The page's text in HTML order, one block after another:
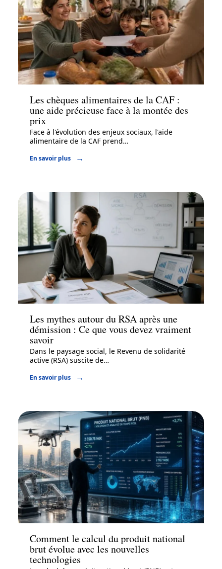
Actu
Les chèques alimentaires de la CAF :
une aide précieuse face à la montée des
prix
Face à l'évolution des enjeux sociaux, l'aide
alimentaire de la CAF prend…
En savoir plus
Actu
Les mythes autour du RSA après une
démission : Ce que vous devez vraiment
savoir
Dans le paysage social, le Revenu de solidarité
active (RSA) suscite de…
En savoir plus
Actu
Comment le calcul du produit national
brut évolue avec les nouvelles
technologies